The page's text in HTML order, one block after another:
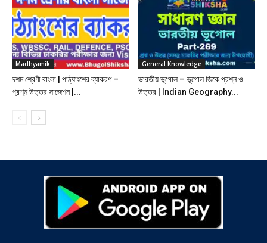
Madhyamik
দশম শ্রেণী বাংলা | পাঠ্যাংশের ব্যাকরণ –
প্রশ্ন উত্তর সাজেশন |...
General Knowledge
ভারতীয় ভূগোল – ভূগোল জিকে প্রশ্ন ও
উত্তর | Indian Geography...